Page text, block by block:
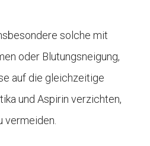
solche mit
oder Blutungsneigung,
auf die gleichzeitige
und Aspirin verzichten,
vermeiden.